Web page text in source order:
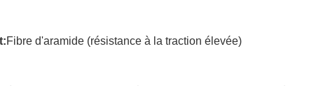
Fibre d'aramide (résistance à la traction élevée)